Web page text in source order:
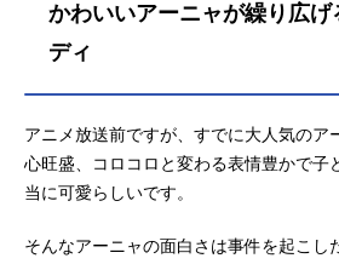
かわいいアーニャが繰り広げ
ディ
アニメ放送前ですが、すでに大人気のア
心旺盛、コロコロと変わる表情豊かで子
当に可愛らしいです。
そんなアーニャの面白さは事件を起こし